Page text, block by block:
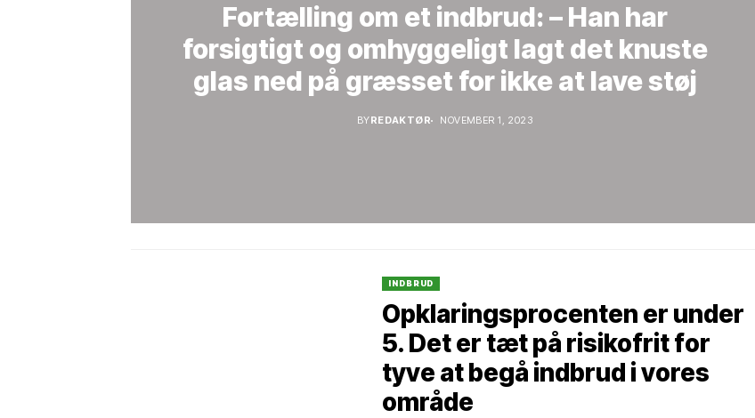
Fortælling om et indbrud: – Han har
forsigtigt og omhyggeligt lagt det knuste
glas ned på græsset for ikke at lave støj
BYREDAKTØR NOVEMBER 1, 2023
INDBRUD
Opklaringsprocenten er under
5. Det er tæt på risikofrit for
tyve at begå indbrud i vores
område